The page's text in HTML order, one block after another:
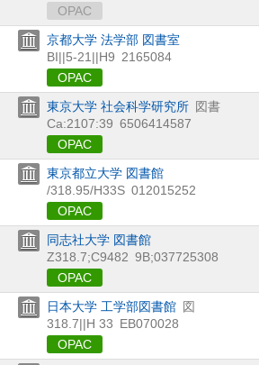
OPAC
京都大学 法学部 図書室
BI||5-21||H9 2165084
OPAC
東京大学 社会科学研究所 図書
Ca:2107:39 6506414587
OPAC
東京都立大学 図書館
/318.95/H33S 012015252
OPAC
同志社大学 図書館
Z318.7;C9482 9B;037725308
OPAC
日本大学 工学部図書館 図
318.7||H 33 EB070028
OPAC